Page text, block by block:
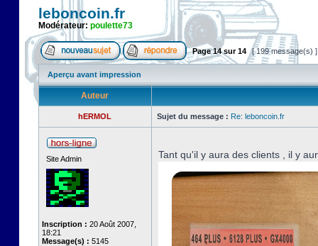
leboncoin.fr
Modérateur: poulette73
Page14sur14 [ 199 message(s)
Aperçu avant impression
Auteur
hERMOL Sujet du message : Re: leboncoin.fr
Site Admin
Inscription : 20 Août 2007,
18:21
Message(s) : 5145
Tant qu'il y aura des clients , il y